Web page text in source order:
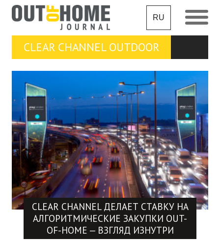
RU
CLEAR CHANNEL OUTDOOR
CLEAR CHANNEL ДЕЛАЕТ СТАВКУ НА
АЛГОРИТМИЧЕСКИЕ ЗАКУПКИ OUT-
OF-HOME — ВЗГЛЯД ИЗНУТРИ